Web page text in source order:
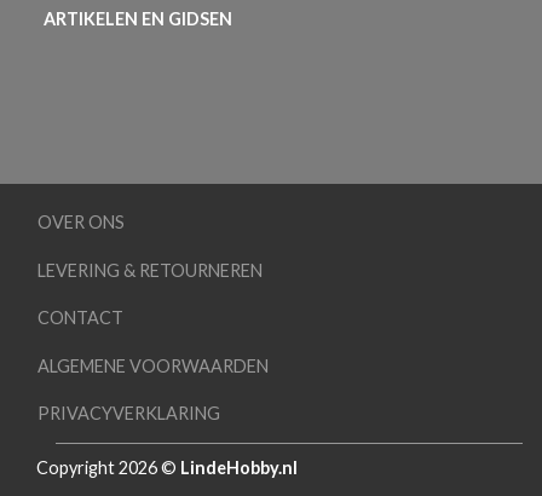
ARTIKELEN EN GIDSEN
OVER ONS
LEVERING & RETOURNEREN
CONTACT
ALGEMENE VOORWAARDEN
PRIVACYVERKLARING
Copyright 2026 © LindeHobby.nl